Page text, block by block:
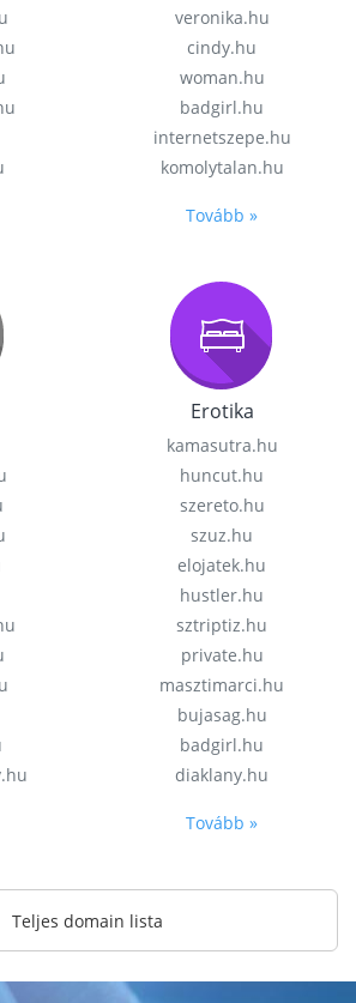
veronika.hu
cindy.hu
woman.hu
badgirl.hu
internetszepe.hu
komolytalan.hu
Tovább »
Erotika
kamasutra.hu
huncut.hu
szereto.hu
szuz.hu
elojatek.hu
hustler.hu
sztriptiz.hu
private.hu
masztimarci.hu
bujasag.hu
badgirl.hu
diaklany.hu
Tovább »
Teljes domain lista